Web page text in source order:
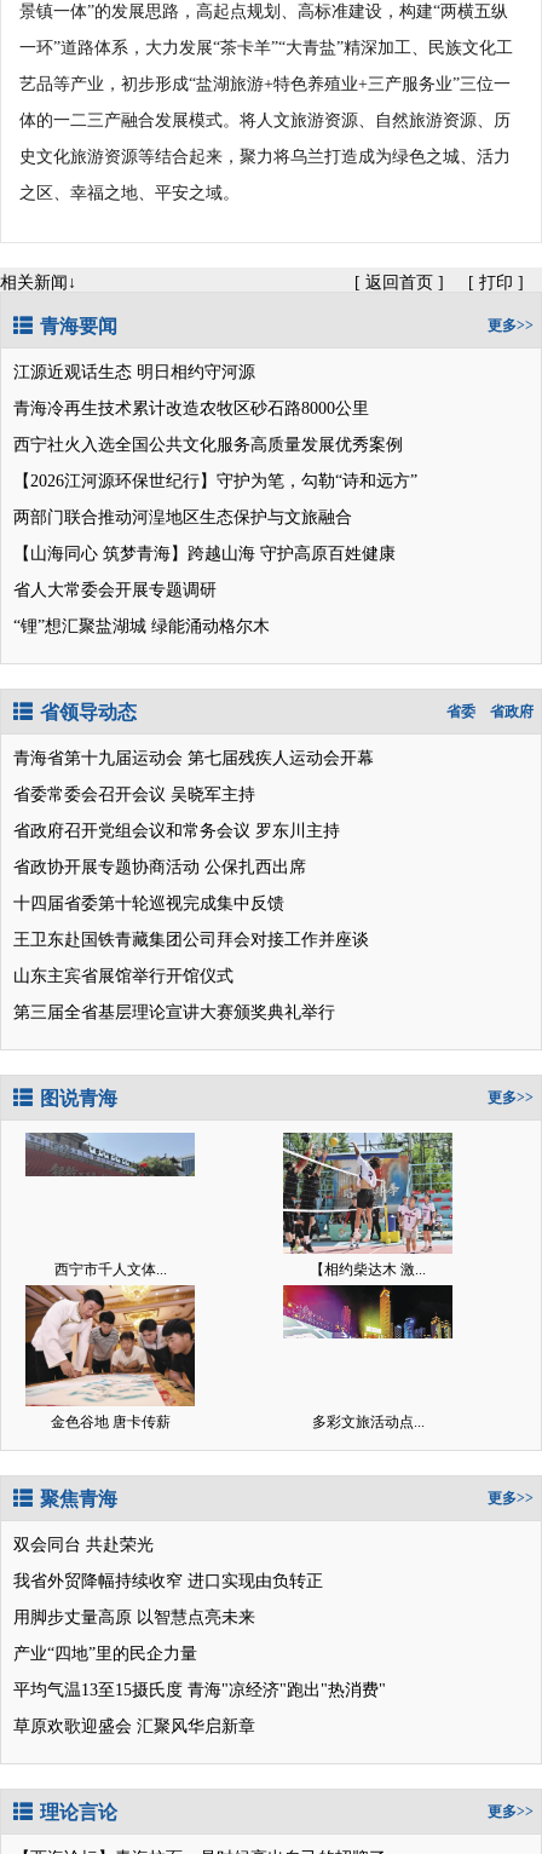
景镇一体”的发展思路，高起点规划、高标准建设，构建“两横五纵
一环”道路体系，大力发展“茶卡羊”“大青盐”精深加工、民族文化工
艺品等产业，初步形成“盐湖旅游+特色养殖业+三产服务业”三位一
体的一二三产融合发展模式。将人文旅游资源、自然旅游资源、历
史文化旅游资源等结合起来，聚力将乌兰打造成为绿色之城、活力
之区、幸福之地、平安之域。
相关新闻↓ [ 返回首页 ] [ 打印 ]
青海要闻 更多>>
江源近观话生态 明日相约守河源
青海冷再生技术累计改造农牧区砂石路8000公里
西宁社火入选全国公共文化服务高质量发展优秀案例
【2026江河源环保世纪行】守护为笔，勾勒“诗和远方”
两部门联合推动河湟地区生态保护与文旅融合
【山海同心 筑梦青海】跨越山海 守护高原百姓健康
省人大常委会开展专题调研
“锂”想汇聚盐湖城 绿能涌动格尔木
省领导动态 省政府
省委
青海省第十九届运动会 第七届残疾人运动会开幕
省委常委会召开会议 吴晓军主持
省政府召开党组会议和常务会议 罗东川主持
省政协开展专题协商活动 公保扎西出席
十四届省委第十轮巡视完成集中反馈
王卫东赴国铁青藏集团公司拜会对接工作并座谈
山东主宾省展馆举行开馆仪式
第三届全省基层理论宣讲大赛颁奖典礼举行
图说青海 更多>>
西宁市千人文体... 【相约柴达木 激...
金色谷地 唐卡传薪 多彩文旅活动点...
聚焦青海 更多>>
双会同台 共赴荣光
我省外贸降幅持续收窄 进口实现由负转正
用脚步丈量高原 以智慧点亮未来
产业“四地”里的民企力量
平均气温13至15摄氏度 青海"凉经济"跑出"热消费"
草原欢歌迎盛会 汇聚风华启新章
理论言论 更多>>